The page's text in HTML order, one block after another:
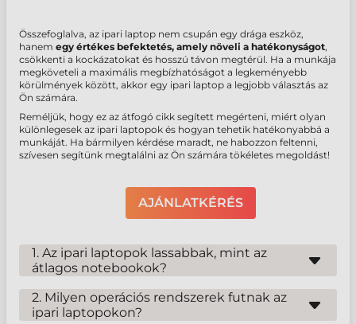
Összefoglalva, az ipari laptop nem csupán egy drága eszköz,
hanem egy értékes befektetés, amely növeli a hatékonyságot,
csökkenti a kockázatokat és hosszú távon megtérül. Ha a munkája
megköveteli a maximális megbízhatóságot a legkeményebb
körülmények között, akkor egy ipari laptop a legjobb választás az
Ön számára.
Reméljük, hogy ez az átfogó cikk segített megérteni, miért olyan
különlegesek az ipari laptopok és hogyan tehetik hatékonyabbá a
munkáját. Ha bármilyen kérdése maradt, ne habozzon feltenni,
szívesen segítünk megtalálni az Ön számára tökéletes megoldást!
AJÁNLATKÉRÉS
1. Az ipari laptopok lassabbak, mint az
átlagos notebookok?
megbízhatóság és a tartósság prioritást élvez a nyers feldolgozási
teljesítmény felett, ez nem jelenti azt, hogy lassúak lennének.
Számos modell rendelkezik modern processzorokkal és elegendő
2. Milyen operációs rendszerek futnak az
ipari laptopokon?